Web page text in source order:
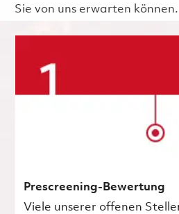
Sie von uns erwarten können.
Prescreening-Bewertung
Viele unserer offenen